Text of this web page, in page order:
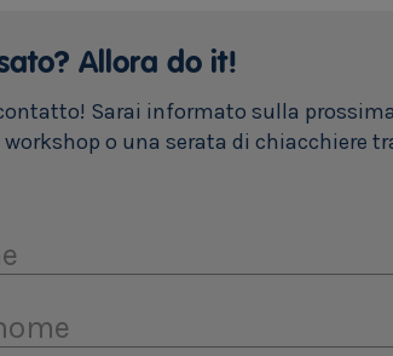
Allora do it!
Sarai informato sulla
o una serata di chiacchiere